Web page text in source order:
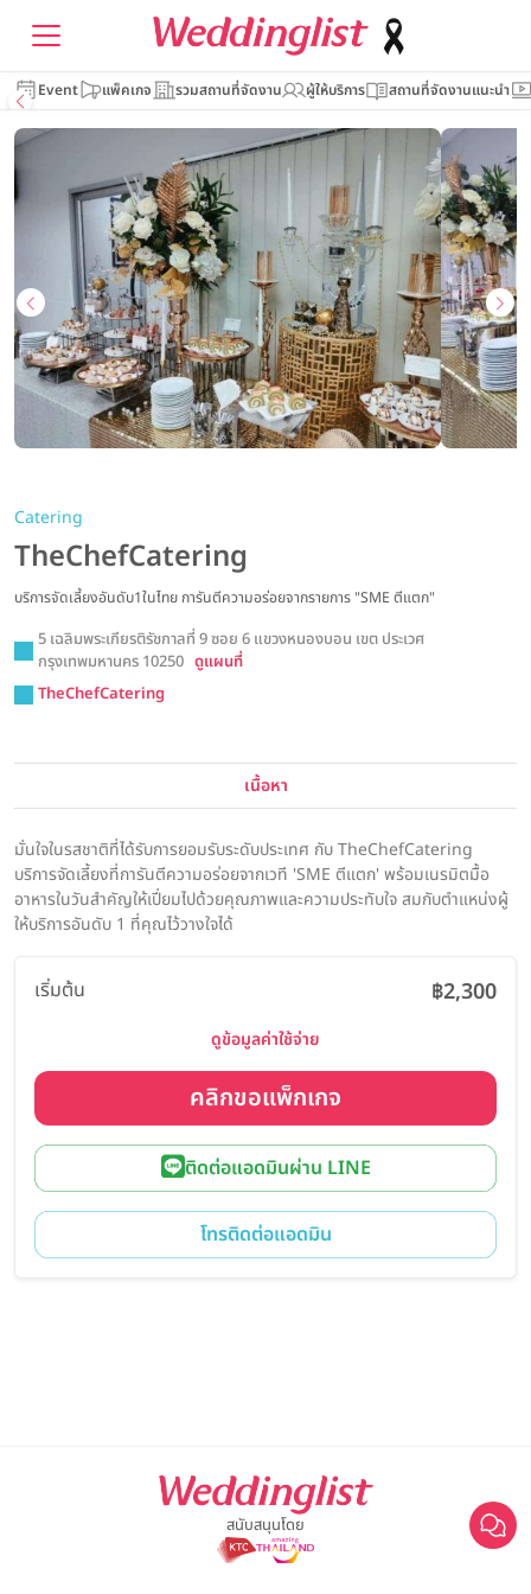
Event แพ็คเกจ รวมสถานที่จัดงาน ผู้ให้บริการ สถานที่จัดงานแนะนำ
Catering
TheChefCatering
บริการจัดเลี้ยงอันดับ1ในไทย การันตีความอร่อยจากรายการ "SME ตีแตก"
5 เฉลิมพระเกียรติรัชกาลที่ 9 ซอย 6 แขวงหนองบอน เขต ประเวศ
กรุงเทพมหานคร 10250 ดูแผนที่
TheChefCatering
เนื้อหา
มั่นใจในรสชาติที่ได้รับการยอมรับระดับประเทศ กับ TheChefCatering
บริการจัดเลี้ยงที่การันตีความอร่อยจากเวที 'SME ตีแตก' พร้อมเนรมิตมื้อ
อาหารในวันสำคัญให้เปี่ยมไปด้วยคุณภาพและความประทับใจ สมกับตำแหน่งผู้
ให้บริการอันดับ 1 ที่คุณไว้วางใจได้
เริ่มต้น ฿2,300
ดูข้อมูลค่าใช้จ่าย
คลิกขอแพ็กเกจ
ติดต่อแอดมินผ่าน LINE
โทรติดต่อแอดมิน
สนับสนุนโดย